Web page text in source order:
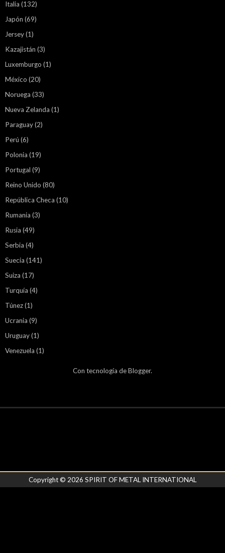
Italia (132)
Japón (69)
Jersey(1)
Kazajistán (3)
Luxemburgo (1)
México (20)
Noruega (33)
Nueva Zelanda (1)
Paraguay(2)
Perú (6)
Polonia (19)
Portugal (9)
Reino Unido (80)
República Checa (10)
Rumania (3)
Rusia (49)
Serbia (4)
Suecia (141)
Suiza (17)
Turquía (4)
Túnez(1)
Ucrania (9)
Uruguay(1)
Venezuela (1)
Con tecnología deBlogger.
Copyright © 2026 SPIRIT OF METAL INTERNATIONAL